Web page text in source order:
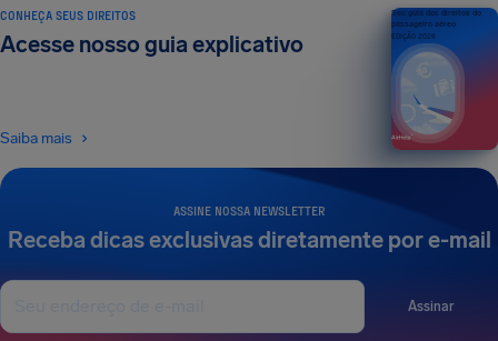
ASSINE NOSSA NEWSLETTER
Receba dicas exclusivas diretamente por e-mail
Assinar
CONHEÇA SEUS DIREITOS
Acesse nosso guia explicativo
Saiba mais
Seu guia dos direitos do
passageiro aéreo
EDIÇÃO 2026